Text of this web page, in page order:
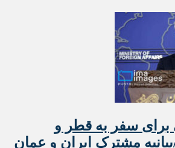
برای سفر به قطر و
مشترک ایران و عمان